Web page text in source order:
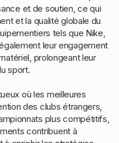
et de soutien, ce qui
et la qualité globale du
tels que Nike,
leur engagement
prolongeant leur
sport.
où les meilleures
des clubs étrangers,
plus compétitifs,
contribuent à